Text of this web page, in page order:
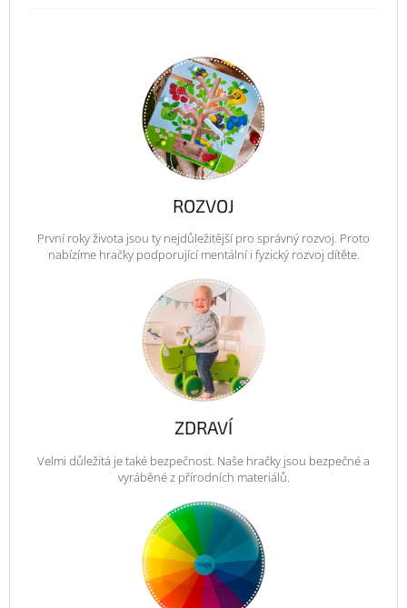
ROZVOJ
První roky života jsou ty nejdůležitější pro správný rozvoj. Proto
nabízíme hračky podporující mentální i fyzický rozvoj dítěte.
ZDRAVÍ
Velmi důležitá je také bezpečnost. Naše hračky jsou bezpečné a
vyráběné z přírodních materiálů.